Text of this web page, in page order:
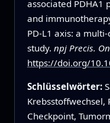
associated PDHA1
and
PD-L1 axis: a
study. npj Precis.
https://doi.org/
Schlüsselwörter:
Krebsstoffwechsel,
Checkpoint,